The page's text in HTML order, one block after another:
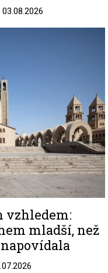
03.08.2026
vzhledem:
mladší, než